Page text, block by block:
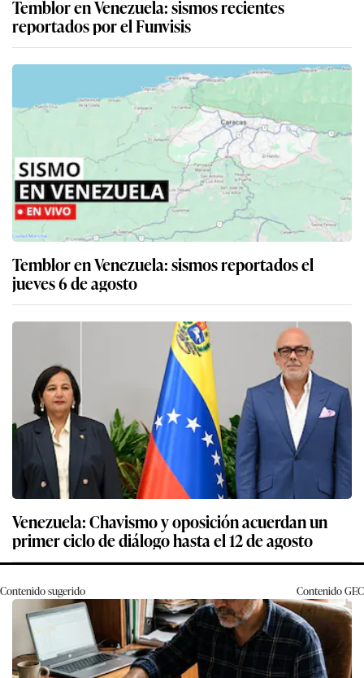
Temblor en Venezuela: sismos recientes
reportados por el Funvisis
Temblor en Venezuela: sismos reportados el
jueves 6 de agosto
Venezuela: Chavismo y oposición acuerdan un
primer ciclo de diálogo hasta el 12 de agosto
Contenido sugerido ContenidoGEC